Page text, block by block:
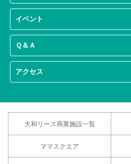
イベント
Ｑ＆Ａ
アクセス
大和リース商業施設一覧
ママスクエア